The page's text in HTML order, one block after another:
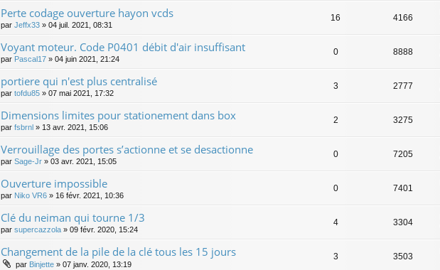
Perte codage ouverture hayon vcds
par Jeffx33 » 04 juil. 2021, 08:31
16 4166
Voyant moteur. Code P0401 débit d'air insuffisant
par Pascal17 » 04 juin 2021, 21:24
0 8888
portiere qui n'est plus centralisé
par tofdu85 » 07 mai 2021, 17:32
3 2777
Dimensions limites pour stationement dans box
par fsbrnl » 13 avr. 2021, 15:06
2 3275
Verrouillage des portes s’actionne et se desactionne
par Sage-Jr » 03 avr. 2021, 15:05
0 7205
Ouverture impossible
par Niko VR6 » 16 févr. 2021, 10:36
0 7401
Clé du neiman qui tourne 1/3
par supercazzola » 09 févr. 2020, 15:24
4 3304
Changement de la pile de la clé tous les 15 jours
par Binjette » 07 janv. 2020, 13:19
3 3503